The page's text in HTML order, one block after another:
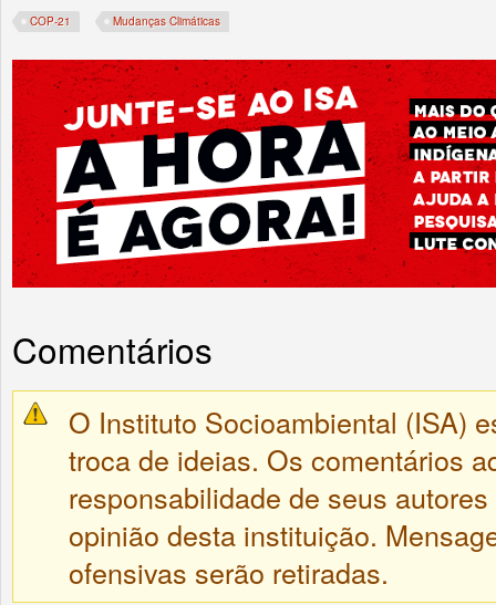
COP-21 Mudanças Climáticas
Comentários
O Instituto Socioambiental (ISA)
troca de ideias. Os comentários
responsabilidade de seus
opinião desta instituição.
ofensivas serão retiradas.